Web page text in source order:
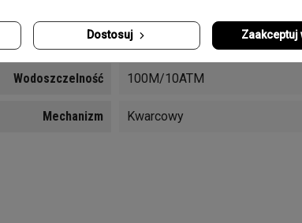
Funkcje Sekundnik
Wodoszczelność 100M/10ATM
Mechanizm Kwarcowy
Dostosuj Zaakceptuj